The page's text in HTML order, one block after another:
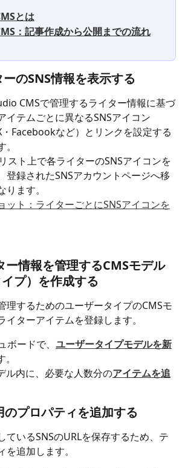
とは
：記事作成から公開までの流れ
のSNS情報を表示する
CMSで管理するライター情報に基づ
イテムごとに異なるSNSアイコン
Facebookなど）とリンクを設定する
スト上で各ライターのSNSアイコンを
登録されたSNSアカウントページへ移
ます。
ー情報を管理するCMSモデル
プ） を作成する
理するためのユーザータイプのCMSモ
イターアイテムを登録します。
ボードで、 ユーザータイプモデルを新
ル内に、必要な人数分のアイテムを追
のプロパティを追加する
ているSNSのURLを保存するため、テ
追加します。